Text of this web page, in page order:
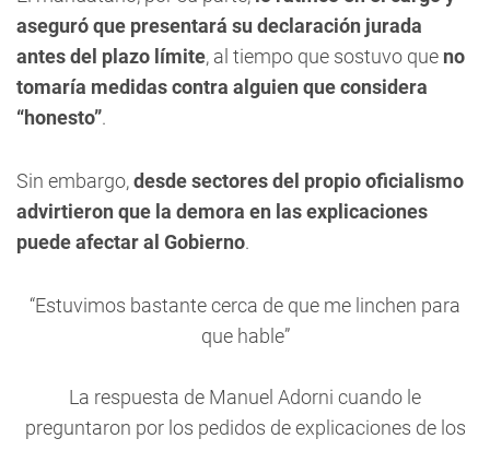
aseguró que presentará su declaración jurada
antes del plazo límite, al tiempo que sostuvo que no
tomaría medidas contra alguien que considera
“honesto”.
Sin embargo,desde sectores del propio oficialismo
advirtieron que la demora en las explicaciones
puede afectar al Gobierno.
“Estuvimos bastante cerca de que me linchen para
que hable”
La respuesta de Manuel Adorni cuando le
preguntaron por los pedidos de explicaciones de los